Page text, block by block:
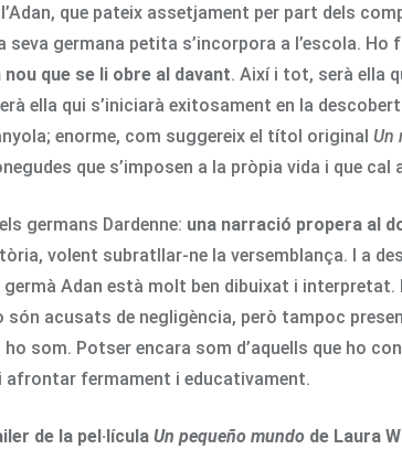
que pateix assetjament per part dels
seva germana petita s’incorpora a l’escola.
que se li obre al davant. Així i tot, serà ella
ella qui s’iniciarà exitosament en la
enorme, com suggereix el títol original Un
que s’imposen a la pròpia vida i que
germans Dardenne: una narració propera al
volent subratllar-ne la versemblança. I a
Adan està molt ben dibuixat i
acusats de negligència, però tampoc
som. Potser encara som d’aquells que ho
afrontar fermament i educativament.
de la pel·lícula Un pequeño mundo de Laura